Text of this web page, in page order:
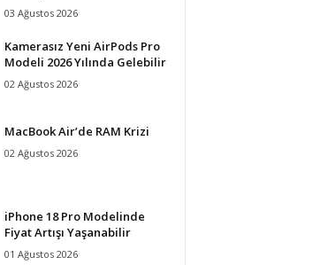
03 Ağustos 2026
Kamerasız Yeni AirPods Pro
Modeli 2026 Yılında Gelebilir
02 Ağustos 2026
MacBook Air’de RAM Krizi
02 Ağustos 2026
iPhone 18 Pro Modelinde
Fiyat Artışı Yaşanabilir
01 Ağustos 2026